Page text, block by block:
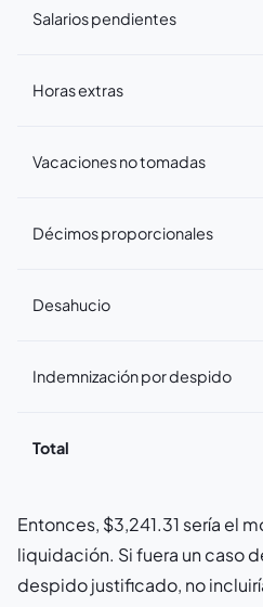
Salarios pendientes
Horas extras
Vacaciones no tomadas
Décimos proporcionales
Desahucio
Indemnización por despido
Total
Entonces, $3,241.31 sería el
liquidación. Si fuera un caso
despido justificado, no